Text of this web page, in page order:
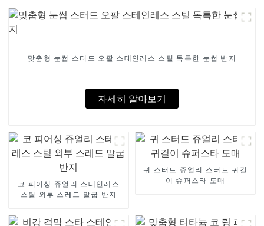
맞춤형 눈썹 스터드 오팔 스테인레스 스틸 독특한 눈썹 반지
자세히 알아보기
코 피어싱 쥬얼리 스테인레스
스틸 외부 스레드 말굽 반지
귀 스터드 쥬얼리 스터드 귀걸
이 슈퍼스타 도매